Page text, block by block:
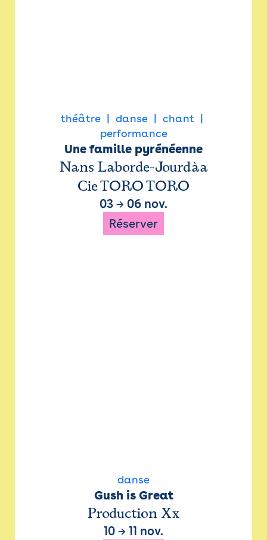
théâtre danse
chant
performance
Une famille pyrénéenne
Nans Laborde-Jourdàa
Cie TORO TORO
03 → 06 nov.
Réserver
danse
Gush is Great
Production Xx
10 → 11 nov.